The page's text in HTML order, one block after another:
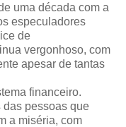
uma década com a
especuladores
de
vergonhoso, com
apesar de tantas
financeiro.
das pessoas que
a miséria, com